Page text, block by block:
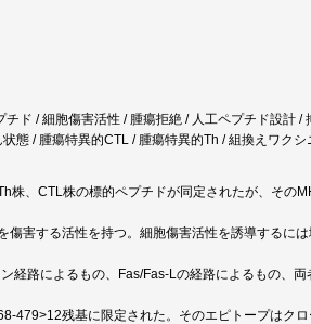
ド / 細胞傷害活性 / 腫瘍拒絶 / 人工ペプチド設計 /
態 / 腫瘍特異的CTL / 腫瘍特異的Th / 組換えワク
株、CTL株の標的ペプチドが同定されたが、その
害する活性を持つ。細胞傷害活性を誘導するに
経路によるもの、Fas/Fas-Lの経路によるもの、
479>12残基に限定された。そのエピトープはク